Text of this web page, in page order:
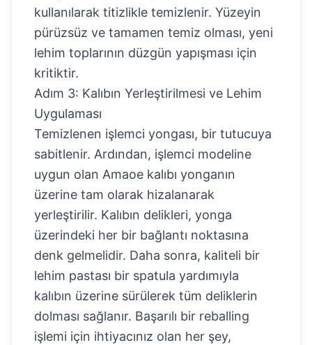
kullanılarak titizlikle temizlenir. Yüzeyin
pürüzsüz ve tamamen temiz olması, yeni
lehim toplarının düzgün yapışması için
kritiktir.
Adım 3: Kalıbın Yerleştirilmesi ve Lehim
Uygulaması
Temizlenen işlemci yongası, bir tutucuya
sabitlenir. Ardından, işlemci modeline
uygun olan Amaoe kalıbı yonganın
üzerine tam olarak hizalanarak
yerleştirilir. Kalıbın delikleri, yonga
üzerindeki her bir bağlantı noktasına
denk gelmelidir. Daha sonra, kaliteli bir
lehim pastası bir spatula yardımıyla
kalıbın üzerine sürülerek tüm deliklerin
dolması sağlanır. Başarılı bir reballing
işlemi için ihtiyacınız olan her şey,